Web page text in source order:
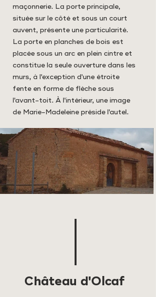
maçonnerie. La porte principale,
située sur le côté et sous un court
auvent, présente une particularité.
La porte en planches de bois est
placée sous un arc en plein cintre et
constitue la seule ouverture dans les
murs, à l'exception d'une étroite
fente en forme de flèche sous
l'avant-toit. À l'intérieur, une image
de Marie-Madeleine préside l'autel.
Château d'Olcaf